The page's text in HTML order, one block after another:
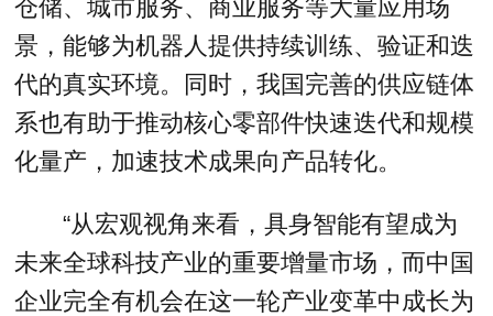
仓储、城市服务、商业服务等大量应用场
景，能够为机器人提供持续训练、验证和迭
代的真实环境。同时，我国完善的供应链体
系也有助于推动核心零部件快速迭代和规模
化量产，加速技术成果向产品转化。
“从宏观视角来看，具身智能有望成为
未来全球科技产业的重要增量市场，而中国
企业完全有机会在这一轮产业变革中成长为